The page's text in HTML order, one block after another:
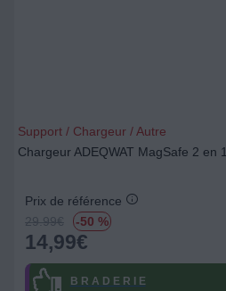
Support / Chargeur / Autre
Chargeur ADEQWAT MagSafe 2 en 1
Prix de référence
29.99€ -50 %
14,99€
B R A D E R I E